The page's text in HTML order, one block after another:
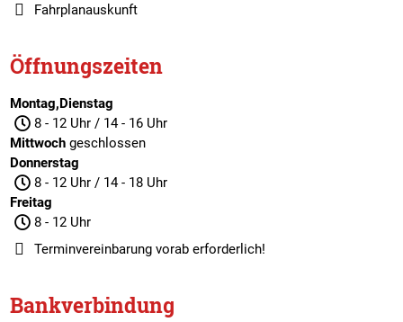
Fahrplanauskunft
Öffnungszeiten
Montag,Dienstag
8 - 12 Uhr / 14 - 16 Uhr
Mittwochgeschlossen
Donnerstag
8 - 12 Uhr / 14 - 18 Uhr
Freitag
8 - 12 Uhr
Terminvereinbarungvorab erforderlich!
Bankverbindung